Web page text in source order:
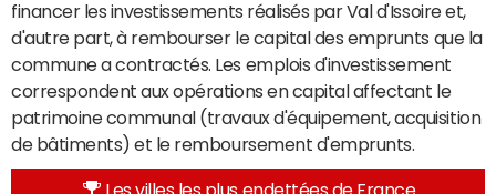
financer les investissements réalisés par Val d'Issoire et,
d'autre part, à rembourser le capital des emprunts que la
commune a contractés. Les emplois d'investissement
correspondent aux opérations en capital affectant le
patrimoine communal (travaux d'équipement, acquisition
de bâtiments) et le remboursement d'emprunts.
Les villes les plus endettées de France